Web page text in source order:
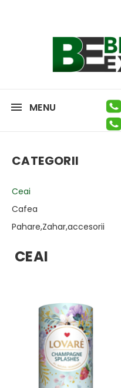
MENU
CATEGORII
Ceai
Cafea
Pahare,Zahar,accesorii
CEAI